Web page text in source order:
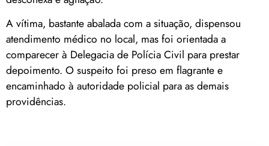
A vítima, bastante abalada com a situação, dispensou
atendimento médico no local, mas foi orientada a
comparecer à Delegacia de Polícia Civil para prestar
depoimento. O suspeito foi preso em flagrante e
encaminhado à autoridade policial para as demais
providências.